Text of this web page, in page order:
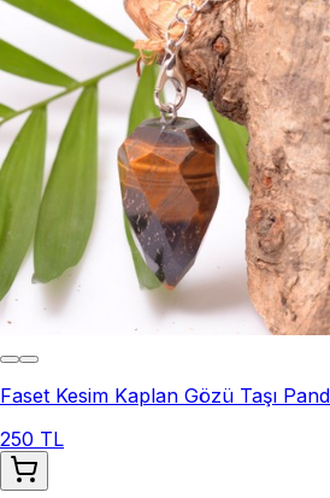
Faset Kesim Kaplan Gözü Taşı
250 TL